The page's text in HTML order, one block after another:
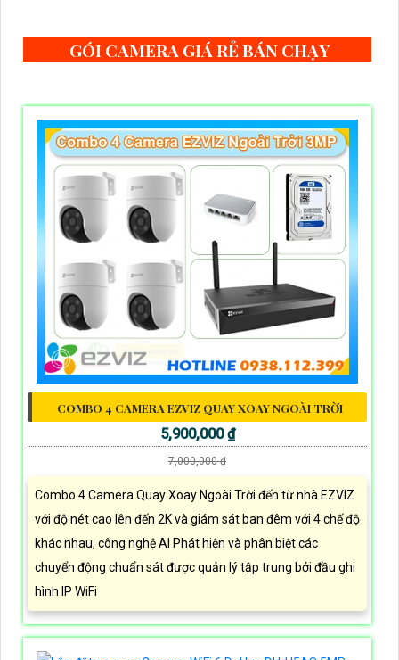
GÓI CAMERA GIÁ RẺ BÁN CHẠY
COMBO 4 CAMERA EZVIZ QUAY XOAY NGOÀI TRỜI
5,900,000 ₫
7,000,000 ₫
Combo 4 Camera Quay Xoay Ngoài Trời đến từ nhà EZVIZ
với độ nét cao lên đến 2K và giám sát ban đêm với 4 chế độ
khác nhau, công nghệ AI Phát hiện và phân biệt các
chuyển động chuẩn sát được quản lý tập trung bởi đầu ghi
hình IP WiFi